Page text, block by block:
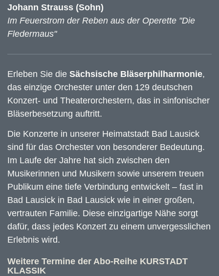
Johann Strauss (Sohn)
Im Feuerstrom der Reben aus der Operette "Die
Fledermaus"
Erleben Sie die Sächsische Bläserphilharmonie,
das einzige Orchester unter den 129 deutschen
Konzert- und Theaterorchestern, das in sinfonischer
Bläserbesetzung auftritt.
Die Konzerte in unserer Heimatstadt Bad Lausick
sind für das Orchester von besonderer Bedeutung.
Im Laufe der Jahre hat sich zwischen den
Musikerinnen und Musikern sowie unserem treuen
Publikum eine tiefe Verbindung entwickelt – fast in
Bad Lausick in Bad Lausick wie in einer großen,
vertrauten Familie. Diese einzigartige Nähe sorgt
dafür, dass jedes Konzert zu einem unvergesslichen
Erlebnis wird.
Weitere Termine der Abo-Reihe KURSTADT
KLASSIK